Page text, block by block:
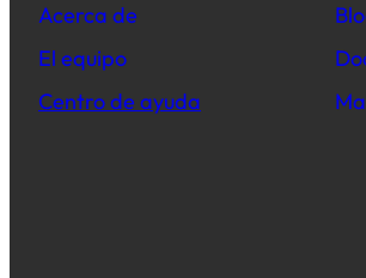
Acerca de
El equipo
Centro de ayuda
B